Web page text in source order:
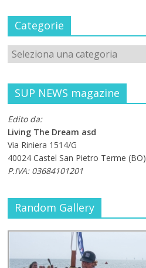
Categorie
SUP NEWS magazine
Edito da:
Living The Dream asd
Via Riniera 1514/G
40024 Castel San Pietro Terme (BO)
P.IVA: 03684101201
Random Gallery